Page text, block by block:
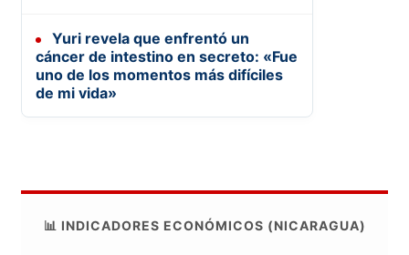
Yuri revela que enfrentó un
cáncer de intestino en secreto: «Fue
uno de los momentos más difíciles
de mi vida»
📊 INDICADORES ECONÓMICOS (NICARAGUA)